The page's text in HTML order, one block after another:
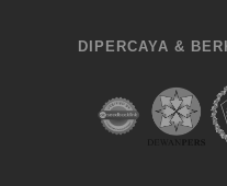
DIPERCAYA &